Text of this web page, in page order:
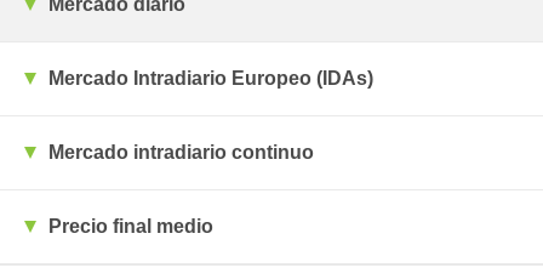
Mercado diario
Mercado Intradiario Europeo (IDAs)
Mercado intradiario continuo
Precio final medio